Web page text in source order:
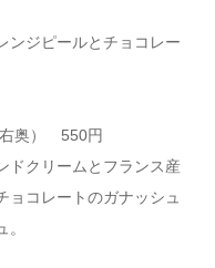
ンジピールとチョコレー
右奥） 550円
ドクリームとフランス産
ョコレートのガナッシュ